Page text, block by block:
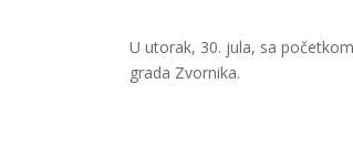
U utorak, 30. jula, sa
grada Zvornika.